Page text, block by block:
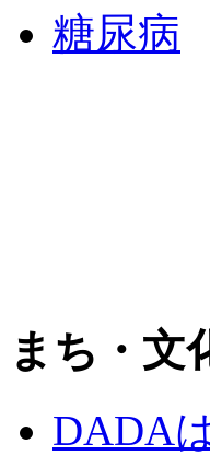
糖尿病
まち・文
DADA